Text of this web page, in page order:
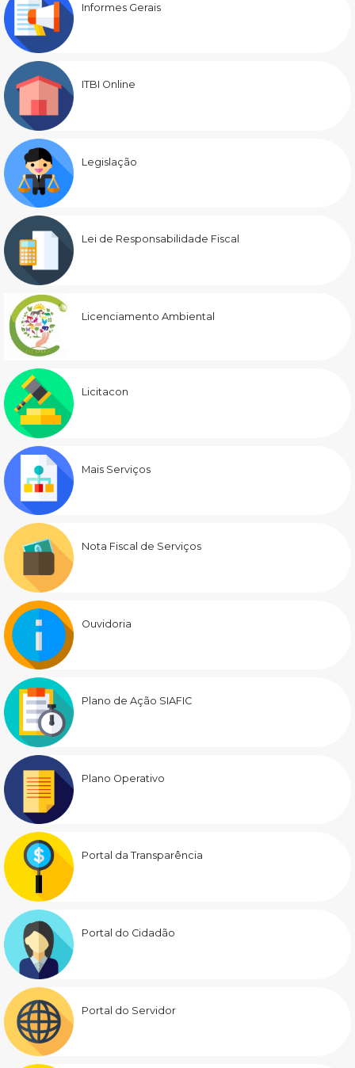
Informes Gerais
ITBI Online
Legislação
Lei de Responsabilidade Fiscal
Licenciamento Ambiental
Licitacon
Mais Serviços
Nota Fiscal de Serviços
Ouvidoria
Plano de Ação SIAFIC
Plano Operativo
Portal da Transparência
Portal do Cidadão
Portal do Servidor